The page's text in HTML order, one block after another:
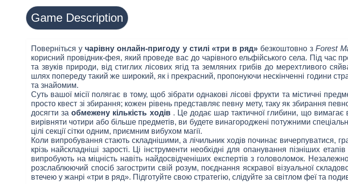
Game Description
Поверніться учарівну онлайн-пригоду у стилі «три в ряд» безкоштовно зForest
корисний провідник-фея, який проведе вас до чарівного ельфійського села. Під час
та звуків природи, від стиглих лісових ягід та земляних грибів до мерехтливого
шлях попереду такий же широкий, як і прекрасний, пропонуючи нескінченні години
та знайомим.
Суть вашої місії полягає в тому, щоб зібрати однакові лісові фрукти та містичні
просто квест зі збирання; кожен рівень представляє певну мету, таку як збирання
досягти заобмежену кількість ходів. Це додає шар тактичної глибини, що вимагає
вирівняти чотири або більше предметів, ви будете винагороджені потужними
цілі секції сітки одним, приємним вибухом магії.
Коли випробування стають складнішими, а лічильник ходів починає вичерпуватися,
крізь найскладніші зарості. Ці інструменти необхідні для опанування пізніших
випробують на міцність навіть найдосвідченіших експертів з головоломок.
розслаблюючий спосіб загострити свій розум, поєднання яскравої візуальної
втечею у жанрі «три в ряд». Підготуйте свою стратегію, слідуйте за світлом феї та